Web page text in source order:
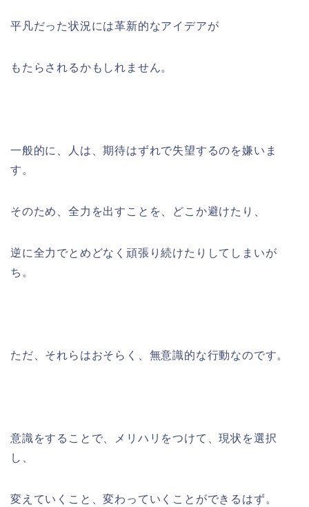
平凡だった状況には革新的なアイデアが
もたらされるかもしれません。
一般的に、人は、期待はずれで失望するのを嫌いま
す。
そのため、全力を出すことを、どこか避けたり、
逆に全力でとめどなく頑張り続けたりしてしまいが
ち。
ただ、それらはおそらく、無意識的な行動なのです。
意識をすることで、メリハリをつけて、現状を選択
し、
変えていくこと、変わっていくことができるはず。